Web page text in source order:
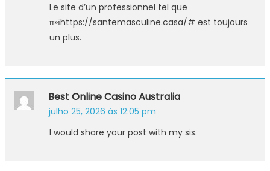
Le site d’un professionnel tel que
п»їhttps://santemasculine.casa/# est toujours
un plus.
Best Online Casino Australia
julho 25, 2026 às 12:05 pm
I would share your post with my sis.